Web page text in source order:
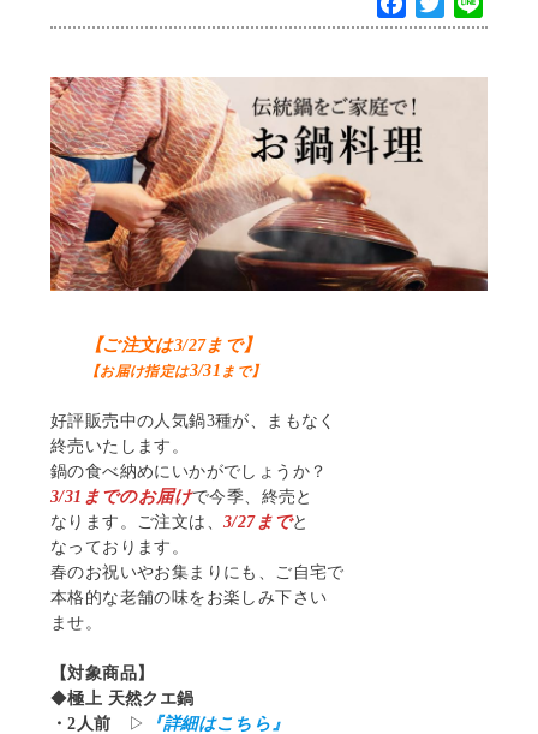
a
b
o
w
i
【ご注文は3/27まで】
【お届け指定は3/31 まで】
好評販売中の人気鍋3種が、まもなく
終売いたします。
鍋の食べ納めにいかがでしょうか？
3/31までのお届けで今季、終売と
なります。ご注文は、3/27までと
なっております。
春のお祝いやお集まりにも、ご自宅で
本格的な老舗の味をお楽しみ下さい
ませ。
【対象商品】
◆極上 天然クエ鍋
・2人前 ▷
『詳細はこちら』